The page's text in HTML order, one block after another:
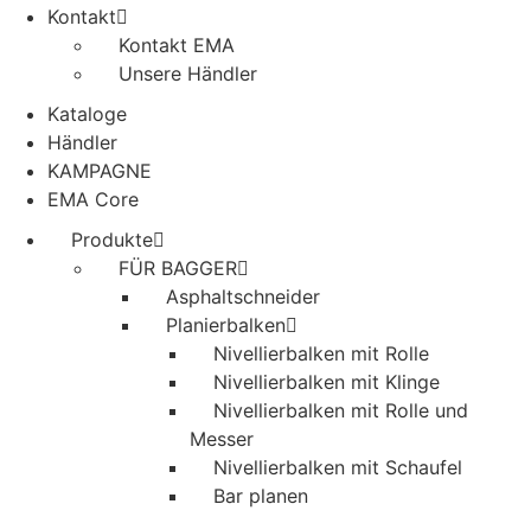
Kontakt
Kontakt EMA
Unsere Händler
Kataloge
Händler
KAMPAGNE
EMA Core
Produkte
FÜR BAGGER
Asphaltschneider
Planierbalken
Nivellierbalken mit Rolle
Nivellierbalken mit Klinge
Nivellierbalken mit Rolle und
Messer
Nivellierbalken mit Schaufel
Bar planen